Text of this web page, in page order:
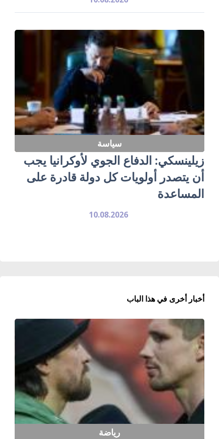
سياسة
زيلينسكي: الدفاع الجوي لأوكرانيا يجب
أن يتصدر أولويات كل دولة قادرة على
المساعدة
10.08.2026
أخبار أخرى في هذا الباب
رياضة